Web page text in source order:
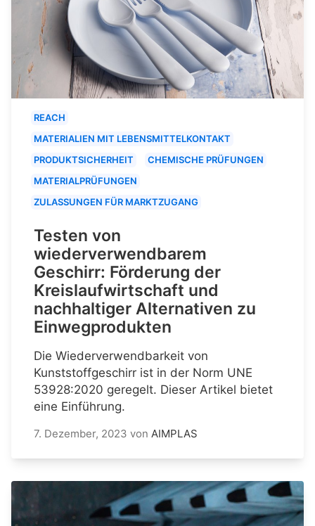
REACH
MATERIALIEN MIT LEBENSMITTELKONTAKT
PRODUKTSICHERHEIT
CHEMISCHE PRÜFUNGEN
MATERIALPRÜFUNGEN
ZULASSUNGEN FÜR MARKTZUGANG
Testen von
wiederverwendbarem
Geschirr: Förderung der
Kreislaufwirtschaft und
nachhaltiger Alternativen zu
Einwegprodukten
Die Wiederverwendbarkeit von
Kunststoffgeschirr ist in der Norm UNE
53928:2020 geregelt. Dieser Artikel bietet
eine Einführung.
7. Dezember, 2023 von AIMPLAS